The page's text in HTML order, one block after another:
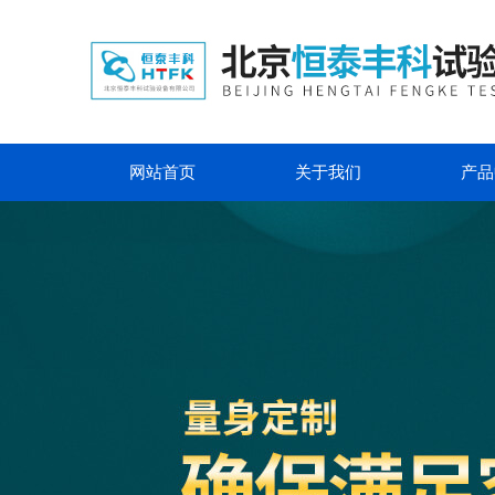
网站首页 关于我们 产